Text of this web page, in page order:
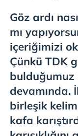
Göz ardı
mı
içeriğimizi
Çünkü TDK
devamında.
birleşik
kafa